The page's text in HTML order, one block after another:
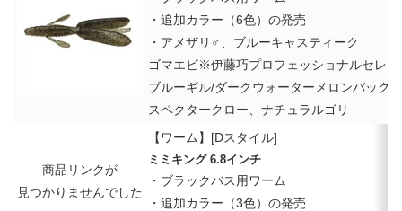
・追加カラー（6色）の発売
・アメザリ♂、ブルーキャスティーク
ゴマエビ※伊藤巧プロフェッショナルセレク
ブルーギル/ダークウォーターメロンバック
スペクタークロー、ナチュラルゴリ
商品リンクが
見つかりませんでした
【ワーム】[Dスタイル]
ミミキング 6.8インチ
・ブラックバス用ワーム
・追加カラー（3色）の発売